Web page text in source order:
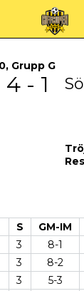
Grupp G
4 - 1
S GM-IM
3 8-1
3 8-2
3 5-3